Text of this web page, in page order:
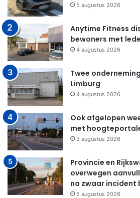
5 augustus 2026
Anytime Fitness
bewoners met
4 augustus 2026
Twee
Limburg
4 augustus 2026
Ook afgelopen
met
3 augustus 2026
Provincie en
overwegen
na zwaar incident
5 augustus 2026